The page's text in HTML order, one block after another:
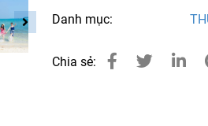
Danh mục:
Chia sẻ: